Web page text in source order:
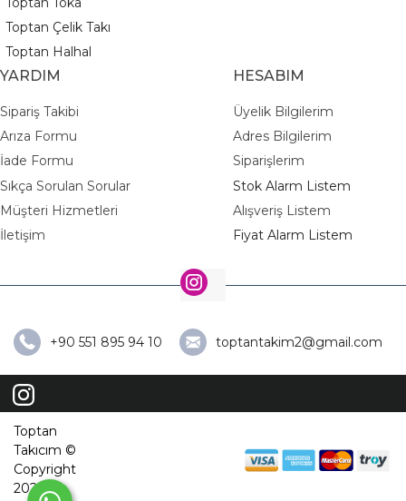
Toptan Çelik Takı
Toptan Halhal
YARDIM
Sipariş Takibi
Arıza Formu
İade Formu
Sıkça Sorulan Sorular
Müşteri Hizmetleri
İletişim
HESABIM
Üyelik Bilgilerim
Adres Bilgilerim
Siparişlerim
Stok Alarm Listem
Alışveriş Listem
Fiyat Alarm Listem
+90 551 895 94 10 toptantakim2@gmail.com
Toptan
Takıcım ©
Copyright
2026